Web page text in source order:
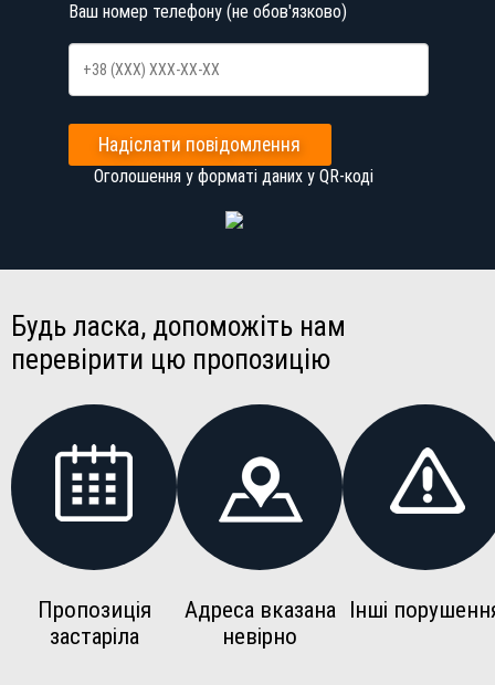
Ваш номер телефону (не обов'язково)
Надіслати повідомлення
Оголошення у форматі даних у QR-коді
Будь ласка, допоможіть нам
перевірити цю пропозицію
Пропозиція
застаріла
Адреса вказана
невірно
Інші